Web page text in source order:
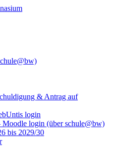
& Antrag auf
login
Moodle login (über schule@bw)
bis 2029/30